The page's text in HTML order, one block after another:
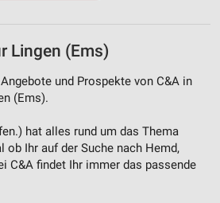
Lingen (Ems)
und Prospekte von C&A in
(Ems).
hat alles rund um das Thema
ob Ihr auf der Suche nach Hemd,
C&A findet Ihr immer das passende